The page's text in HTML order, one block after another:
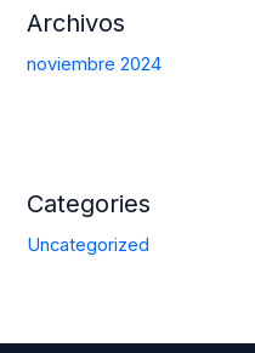
Archivos
noviembre 2024
Categories
Uncategorized